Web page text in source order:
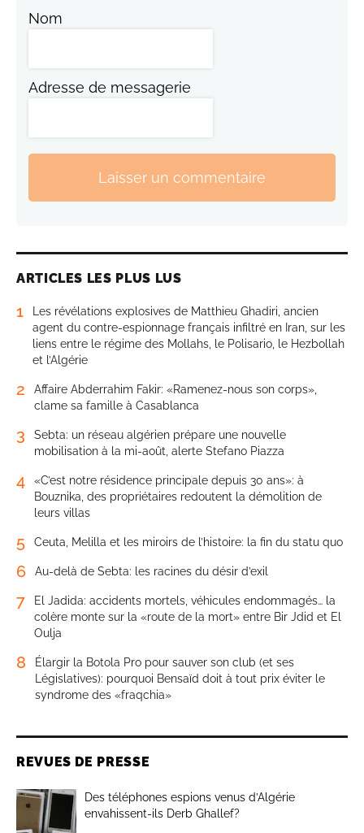
Nom
Adresse de messagerie
Laisser un commentaire
ARTICLES LES PLUS LUS
1
Les révélations explosives de Matthieu Ghadiri, ancien
agent du contre-espionnage français infiltré en Iran, sur les
liens entre le régime des Mollahs, le Polisario, le Hezbollah
et l’Algérie
2
Affaire Abderrahim Fakir: «Ramenez-nous son corps»,
clame sa famille à Casablanca
3
Sebta: un réseau algérien prépare une nouvelle
mobilisation à la mi-août, alerte Stefano Piazza
4
«C’est notre résidence principale depuis 30 ans»: à
Bouznika, des propriétaires redoutent la démolition de
leurs villas
5 Ceuta, Melilla et les miroirs de l’histoire: la fin du statu quo
6 Au-delà de Sebta: les racines du désir d’exil
7
El Jadida: accidents mortels, véhicules endommagés… la
colère monte sur la «route de la mort» entre Bir Jdid et El
Oulja
8
Élargir la Botola Pro pour sauver son club (et ses
Législatives): pourquoi Bensaïd doit à tout prix éviter le
syndrome des «fraqchia»
REVUES DE PRESSE
Des téléphones espions venus d’Algérie
envahissent-ils Derb Ghallef?